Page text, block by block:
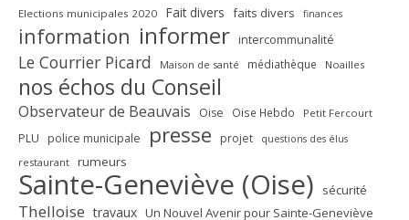
Elections municipales 2020 Fait divers faits divers finances
information informer intercommunalité
Le Courrier Picard Maison de santé médiathèque Noailles
nos échos du Conseil
Observateur de Beauvais Oise Oise Hebdo Petit Fercourt
PLU police municipale presse projet questions des élus
restaurant rumeurs
Sainte-Geneviève (Oise) sécurité
Thelloise travaux Un Nouvel Avenir pour Sainte-Geneviève